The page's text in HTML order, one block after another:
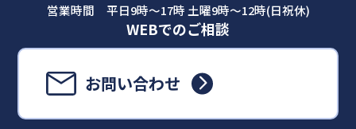
営業時間 平日9時～17時 土曜9時～12時(日祝休)
WEBでのご相談
お問い合わせ